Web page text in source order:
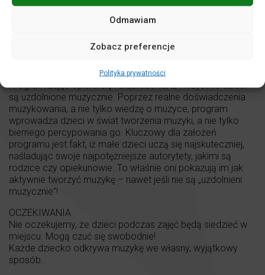
Odmawiam
Zobacz preferencje
Polityka prywatności
Program zajęć opiera się na założeniu, iż wszystkie dzieci
są uzdolnione muzycznie. Poprzez realne doświadczenia
muzykowania, a nie tylko wiedzę o muzyce, program
wprowadza dzieci w świat tworzenia muzyki, a nie tylko
biernego percypowania go. Kluczowy dla założeń
programu jest fakt, iż małe dzieci uczą się najskuteczniej,
naśladując swoje najpotężniejsze autorytety, jakimi są
rodzice czy opiekunowie. To właśnie oni pokazują im jak
aktywnie tworzyć muzykę – nawet jeśli nie są „uzdolnieni
muzycznie”!
OCZEKIWANIA
Nie oczekujemy, że dzieci podczas zajęć będą siedzieć w
miejscu. Mogą czuć się swobodnie!
Każde dziecko odkrywa muzykę we własny, wyjątkowy
sposób.